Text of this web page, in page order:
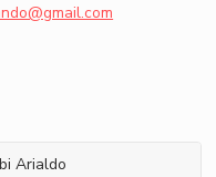
Arialdo